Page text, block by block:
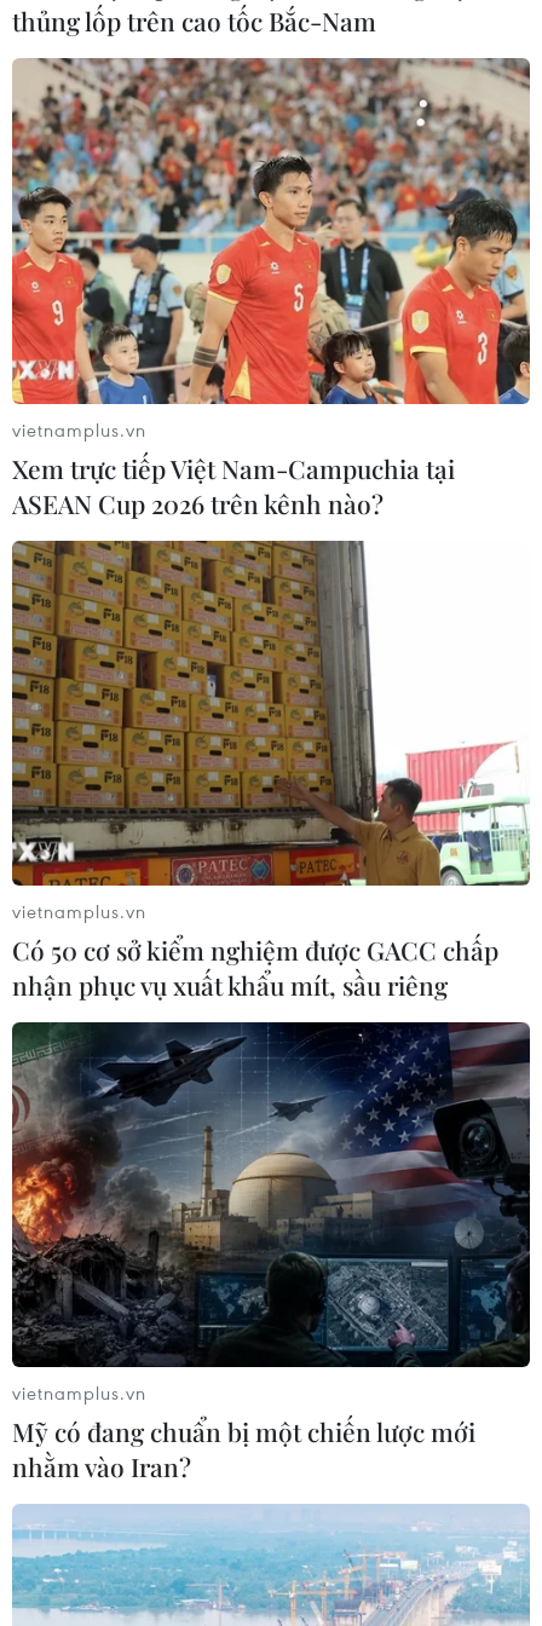
hai bên đã tăng cường thêm hàng nghìn binh sỹ và
Ấn Độ và Trung Quốc nhất trí duy trì đối
thoại trong vấn đề biên giới
25/06/2021 15:09
Hai bên nhất trí cần phải sớm tìm ra giải pháp cho các
vấn đề còn tồn tại của Đường kiểm soát thực tế ở Đông
Ladakh theo thỏa thuận đạt được giữa các Ngoại
trưởng hai nước vào tháng 9/2020.
Ấn Độ và Trung Quốc chưa ấn định thời
gian đối thoại quân sự tiếp theo
03/07/2021 02:54
Trong cuộc họp Cơ chế Làm việc để tham vấn và phối
hợp, Ấn Độ và Trung Quốc nhất trí hai bên sẽ tiếp tục
đảm bảo sự ổn định trên thực địa và ngăn chặn bất kỳ
sự cố không đáng có nào.
thủng lốp trên cao tốc Bắc-Nam
vietnamplus.vn
Xem trực tiếp Việt Nam-Campuchia tại
ASEAN Cup 2026 trên kênh nào?
vietnamplus.vn
Có 50 cơ sở kiểm nghiệm được GACC chấp
nhận phục vụ xuất khẩu mít, sầu riêng
vietnamplus.vn
Mỹ có đang chuẩn bị một chiến lược mới
nhằm vào Iran?